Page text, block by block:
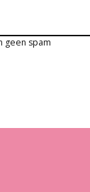
geen spam